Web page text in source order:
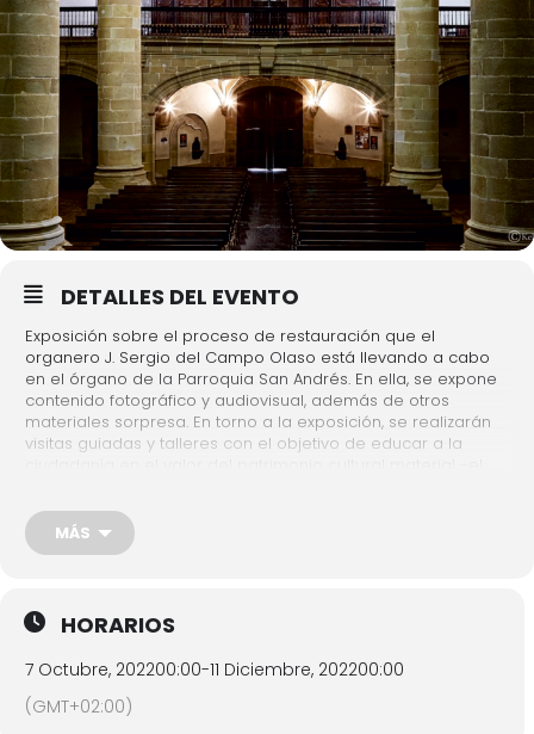
DETALLES DEL EVENTO
Exposición sobre el proceso de restauración que el
organero J. Sergio del Campo Olaso está llevando a cabo
en el órgano de la Parroquia San Andrés. En ella, se expone
contenido fotográfico y audiovisual, además de otros
materiales sorpresa. En torno a la exposición, se realizarán
visitas guiadas y talleres con el objetivo de educar a la
igualitario a la cultura.
Exposición:
de octubre 18:00h
Inscripción:Gratis. Inscripción previa ( 943 70 84 46 –
museoa@eibar.eus )
MÁS
HORARIOS
7 Octubre, 202200:00-11 Diciembre, 202200:00
(GMT+02:00)